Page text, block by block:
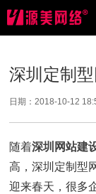
深圳定制
日期：2018-10-12
随着深圳网站建
高，深圳定制型
迎来春天，很多